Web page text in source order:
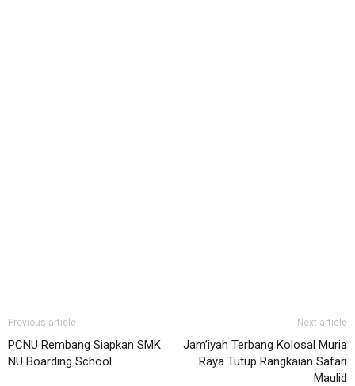
Previous article
PCNU Rembang Siapkan SMK
NU Boarding School
Next article
Jam’iyah Terbang Kolosal Muria
Raya Tutup Rangkaian Safari
Maulid